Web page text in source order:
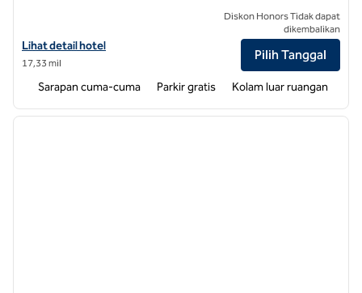
Lihat detail hotel untuk Hampton Inn & Suites Charlotte/Ballantyne
Lihat detail hotel
17,33 mil
Diskon Honors Tidak dapat
dikembalikan
Pilih Tanggal
Sarapan cuma-cuma Parkir gratis Kolam luar ruangan
1 dari 10